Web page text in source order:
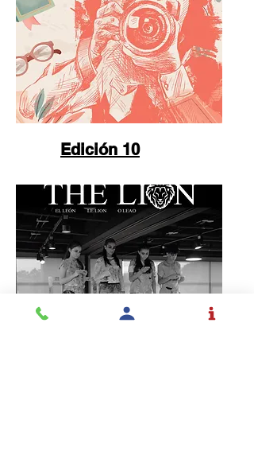
Edición 10